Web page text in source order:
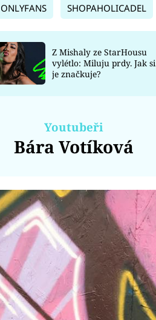
ONLYFANS SHOPAHOLICADEL
Z Mishaly ze StarHousu
vylétlo: Miluju prdy. Jak si
je značkuje?
Youtubeři
Bára Votíková